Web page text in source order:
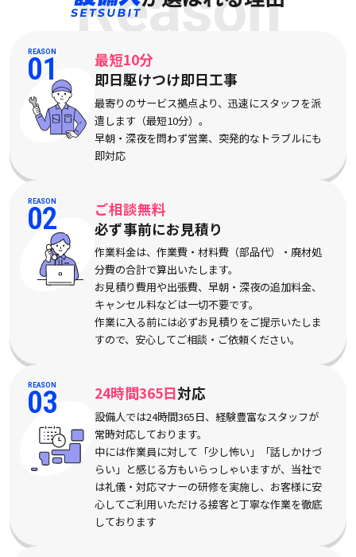
REASON
01
最短10分
即日駆けつけ即日工事
最寄りのサービス拠点より、迅速にスタッフを派
遣します（最短10分）。
早朝・深夜を問わず営業、突発的なトラブルにも
即対応
REASON
02
ご相談無料
必ず事前にお見積り
作業料金は、作業費・材料費（部品代）・廃材処
分費の合計で算出いたします。
お見積り費用や出張費、早朝・深夜の追加料金、
キャンセル料などは一切不要です。
作業に入る前には必ずお見積りをご提示いたしま
すので、安心してご相談・ご依頼ください。
REASON
03 24時間365日対応
設備人では24時間365日、経験豊富なスタッフが
常時対応しております。
中には作業員に対して「少し怖い」「話しかけづ
らい」と感じる方もいらっしゃいますが、当社で
は礼儀・対応マナーの研修を実施し、お客様に安
心してご利用いただける接客と丁寧な作業を徹底
しております